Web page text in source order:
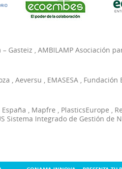
Gasteiz AMBILAMP Asociación
Aeversu EMASESA Fundación
España Mapfre PlasticsEurope
Sistema Integrado de Gestión de